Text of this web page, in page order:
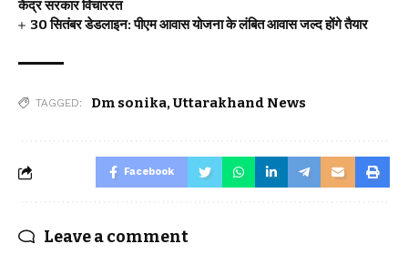
केंद्र सरकार विचाररत
30 सितंबर डेडलाइन: पीएम आवास योजना के लंबित आवास जल्द होंगे तैयार
TAGGED: Dm sonika,Uttarakhand News
Facebook
Leave a comment